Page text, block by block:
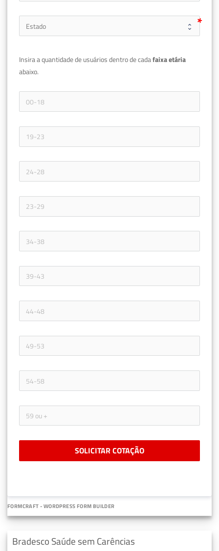
Insira a quantidade de usuários dentro de cada
abaixo.
SOLICITAR COTAÇÃO
FORMCRAFT - WORDPRESS FORM BUILDER
Bradesco Saúde sem Carências